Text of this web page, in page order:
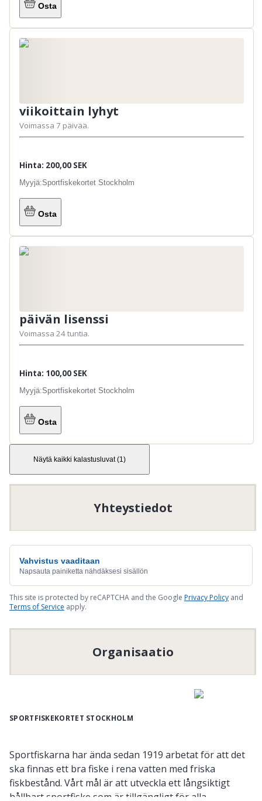
Osta
viikoittain lyhyt
Voimassa 7 päivää.
Hinta: 200,00 SEK
Myyjä:Sportfiskekortet Stockholm
Osta
päivän lisenssi
Voimassa 24 tuntia.
Hinta: 100,00 SEK
Myyjä:Sportfiskekortet Stockholm
Osta
Näytä kaikki kalastusluvat(1)
Yhteystiedot
Vahvistus vaaditaan
Napsauta painiketta nähdäksesi sisällön
This site is protected by reCAPTCHA and the Google Privacy Policy and
Terms of Service apply.
Organisaatio
SPORTFISKEKORTET STOCKHOLM
Sportfiskarna har ända sedan 1919 arbetat för att det
ska finnas ett bra fiske i rena vatten med friska
fiskbestånd. Vårt mål är att utveckla ett långsiktigt
hållbart sportfiske som är tillgängligt för alla.